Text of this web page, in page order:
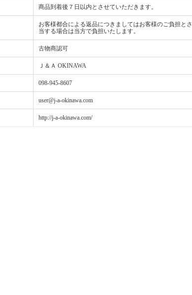
商品到着後７日以内とさせていただきます。
お客様都合による返品につきましてはお客様のご負担と
当する場合は当方で負担いたします。
古物商認可
Ｊ＆Ａ OKINAWA
098-945-8607
user@j-a-okinawa.com
http://j-a-okinawa.com/